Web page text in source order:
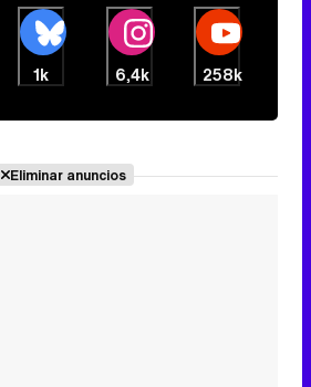
1k 6,4k 258k
Eliminar anuncios